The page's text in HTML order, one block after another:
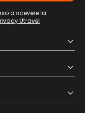
a ricevere la
Utravel